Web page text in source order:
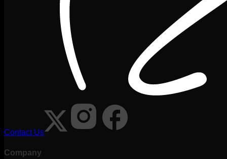
Contact Us
Company